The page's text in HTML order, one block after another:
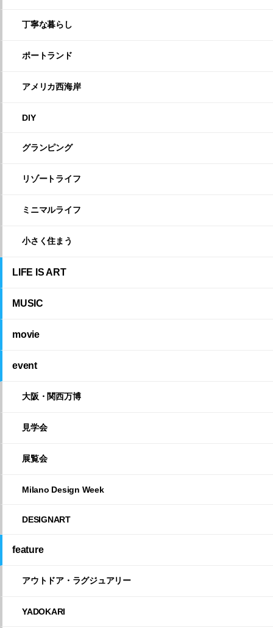
丁寧な暮らし
ポートランド
アメリカ西海岸
DIY
グランピング
リゾートライフ
ミニマルライフ
小さく住まう
LIFE IS ART
MUSIC
movie
event
大阪・関西万博
見学会
展覧会
Milano Design Week
DESIGNART
feature
アウトドア・ラグジュアリー
YADOKARI